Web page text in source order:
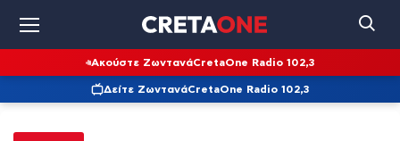
Ακούστε ΖωντανάCretaOne Radio 102,3
Δείτε ΖωντανάCretaOne Radio 102,3